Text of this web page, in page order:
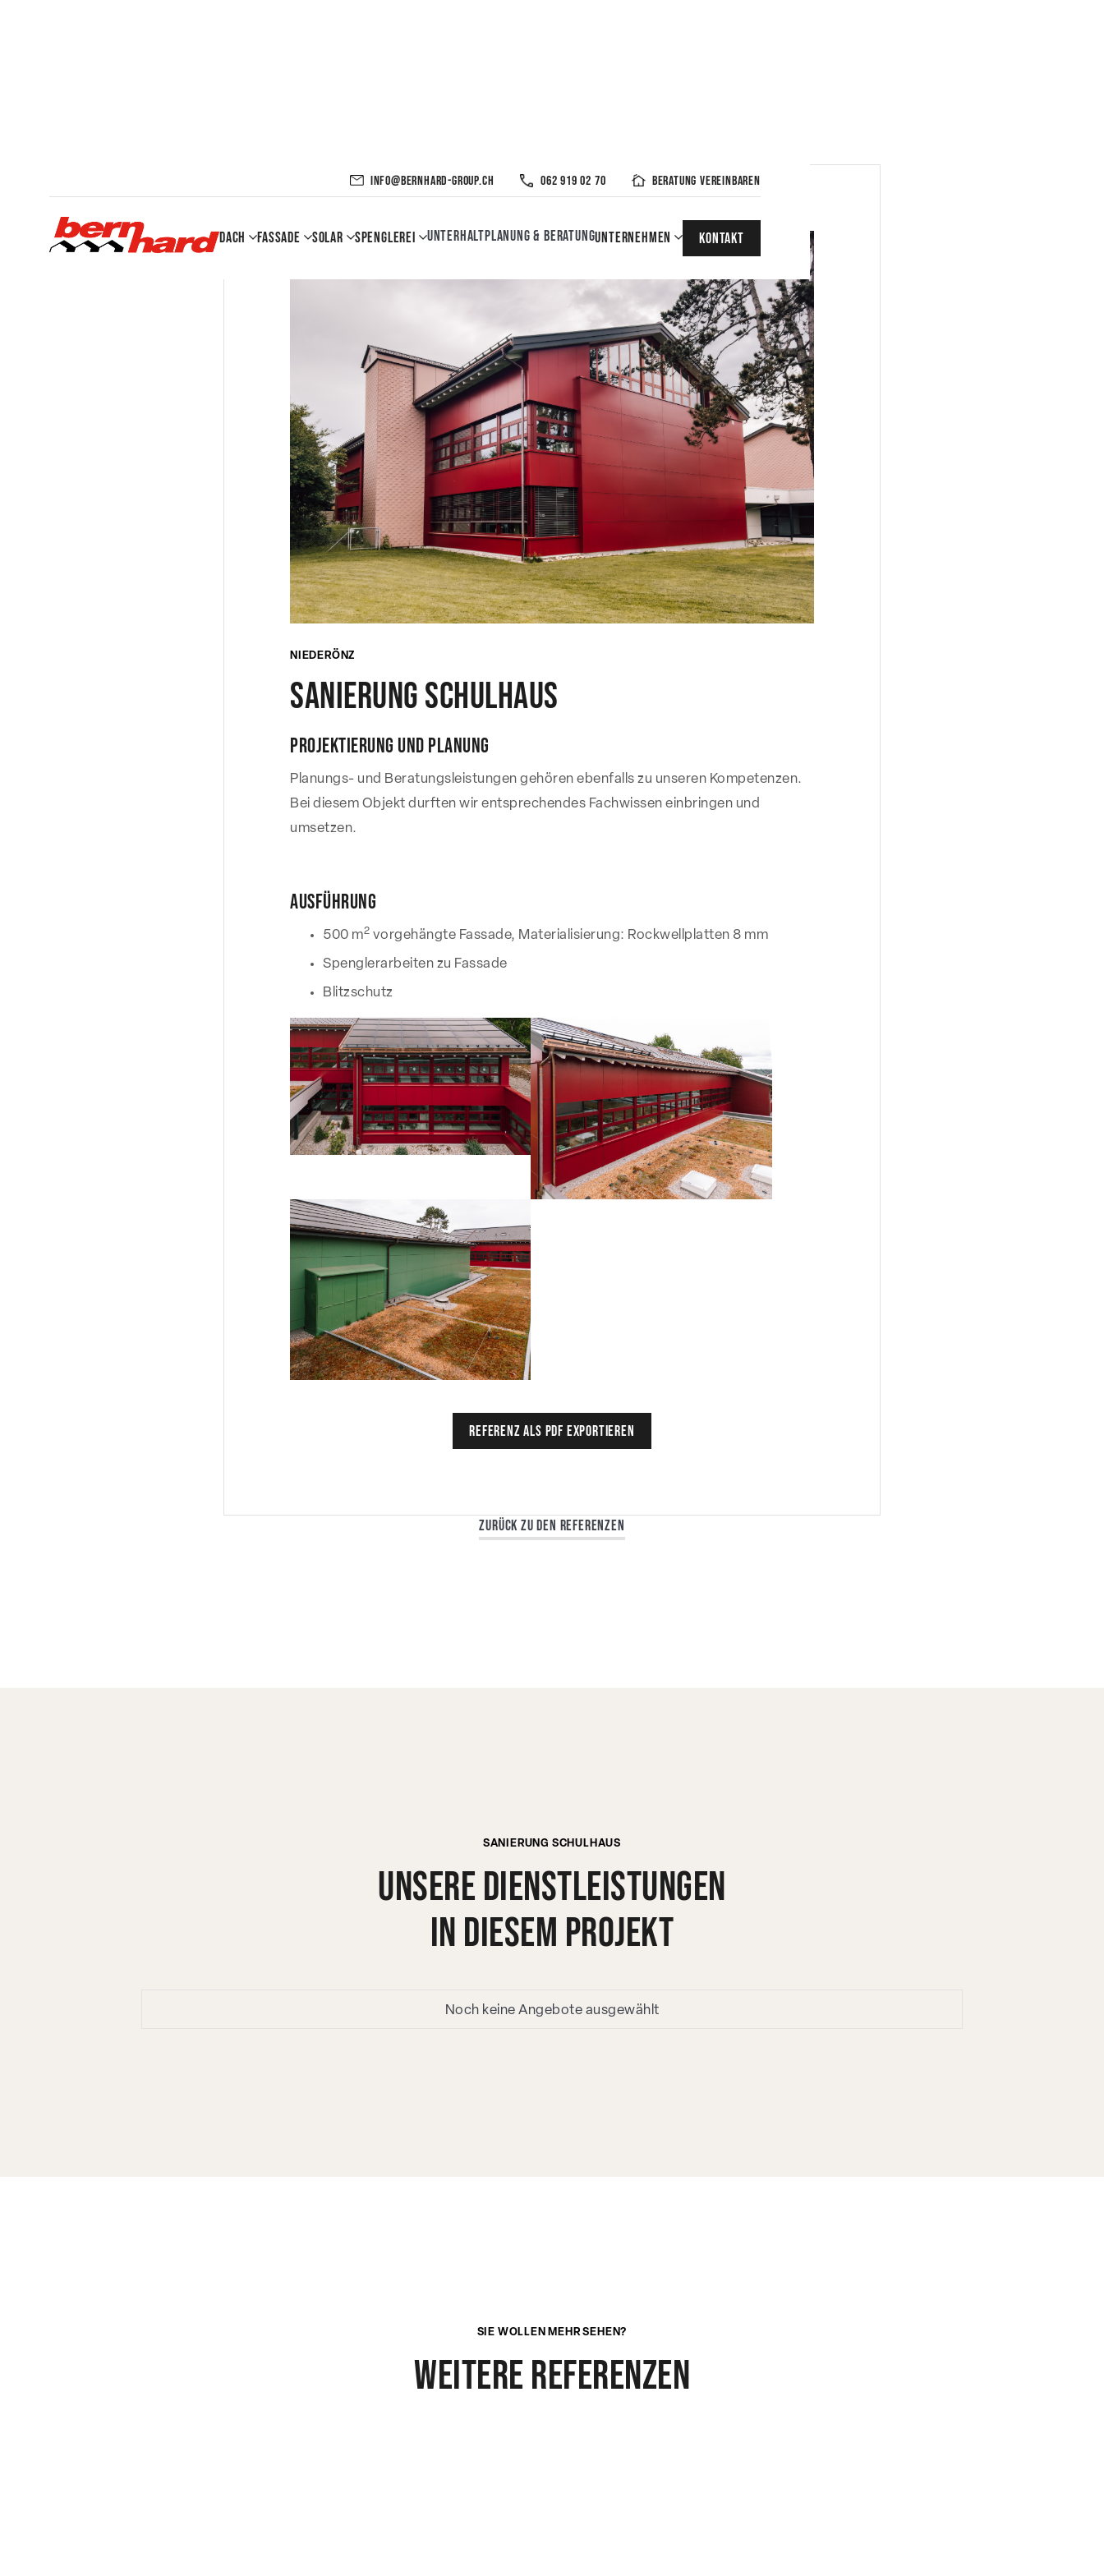
info@bernhard-group.ch 062 919 02 70 Beratung vereinbaren
Dach Fassade Solar Spenglerei UnterhaltPlanung & BeratungUnternehmen KOntakt
NIEDERÖNZ
Sanierung Schulhaus
Projektierung und Planung
Planungs- und Beratungsleistungen gehören ebenfalls zu unseren Kompetenzen.
Bei diesem Objekt durften wir entsprechendes Fachwissen einbringen und
umsetzen.
Ausführung
500 m2 vorgehängte Fassade, Materialisierung: Rockwellplatten 8 mm
Spenglerarbeiten zu Fassade
Blitzschutz
Referenz als PDF exportieren
Zurück zu den Referenzen
SANIERUNG SCHULHAUS
Unsere Dienstleistungen
in diesem Projekt
Noch keine Angebote ausgewählt
SIE WOLLEN MEHR SEHEN?
weitere referenzen